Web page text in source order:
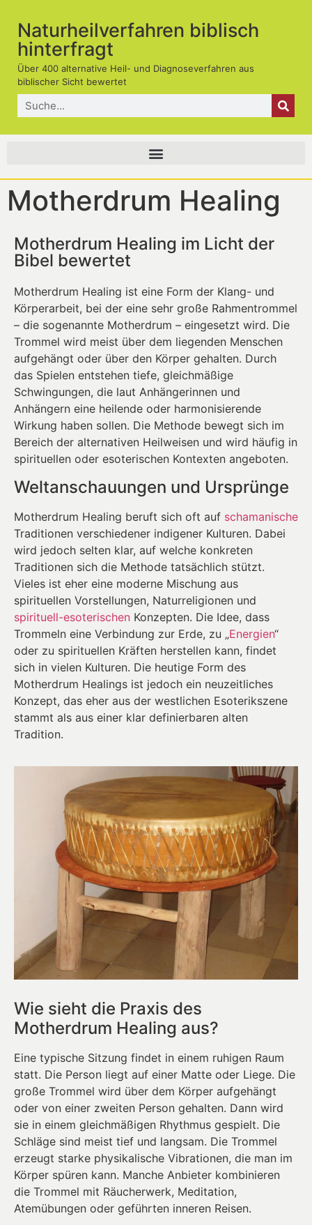
Naturheilverfahren biblisch
hinterfragt
Über 400 alternative Heil- und Diagnoseverfahren aus
biblischer Sicht bewertet
Motherdrum Healing
Motherdrum Healing im Licht der
Bibel bewertet
Motherdrum Healing ist eine Form der Klang- und
Körperarbeit, bei der eine sehr große Rahmentrommel
– die sogenannte Motherdrum – eingesetzt wird. Die
Trommel wird meist über dem liegenden Menschen
aufgehängt oder über den Körper gehalten. Durch
das Spielen entstehen tiefe, gleichmäßige
Schwingungen, die laut Anhängerinnen und
Anhängern eine heilende oder harmonisierende
Wirkung haben sollen. Die Methode bewegt sich im
Bereich der alternativen Heilweisen und wird häufig in
spirituellen oder esoterischen Kontexten angeboten.
Weltanschauungen und Ursprünge
Motherdrum Healing beruft sich oft auf schamanische
Traditionen verschiedener indigener Kulturen. Dabei
wird jedoch selten klar, auf welche konkreten
Traditionen sich die Methode tatsächlich stützt.
Vieles ist eher eine moderne Mischung aus
spirituellen Vorstellungen, Naturreligionen und
spirituell-esoterischen Konzepten. Die Idee, dass
Trommeln eine Verbindung zur Erde, zu „Energien“
oder zu spirituellen Kräften herstellen kann, findet
sich in vielen Kulturen. Die heutige Form des
Motherdrum Healings ist jedoch ein neuzeitliches
Konzept, das eher aus der westlichen Esoterikszene
stammt als aus einer klar definierbaren alten
Tradition.
Wie sieht die Praxis des
Motherdrum Healing aus?
Eine typische Sitzung findet in einem ruhigen Raum
statt. Die Person liegt auf einer Matte oder Liege. Die
große Trommel wird über dem Körper aufgehängt
oder von einer zweiten Person gehalten. Dann wird
sie in einem gleichmäßigen Rhythmus gespielt. Die
Schläge sind meist tief und langsam. Die Trommel
erzeugt starke physikalische Vibrationen, die man im
Körper spüren kann. Manche Anbieter kombinieren
die Trommel mit Räucherwerk, Meditation,
Atemübungen oder geführten inneren Reisen.